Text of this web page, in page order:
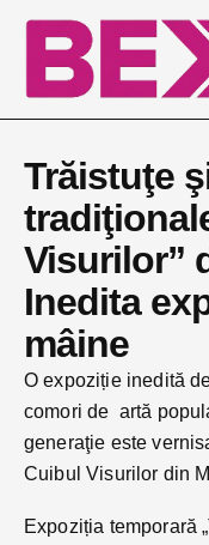
Trăistuţe
Visurilor”
Inedita
mâine
O expoziție inedită
comori de artă
generaţie este
Cuibul Visurilor din
Expoziția temporară